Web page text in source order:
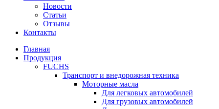
Новости
Статьи
Отзывы
Контакты
Главная
Продукция
FUCHS
Транспорт и внедорожная техника
Моторные масла
Для легковых автомобилей
Для грузовых автомобилей